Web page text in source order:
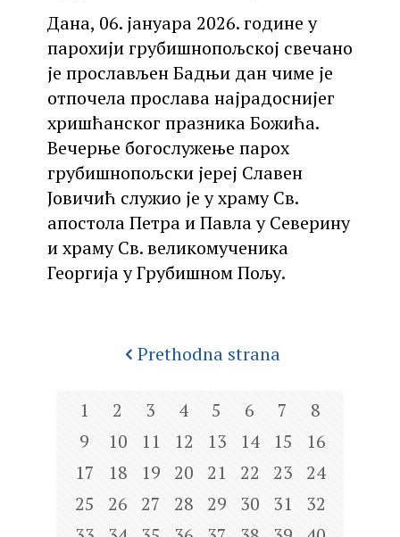
Дана, 06. јануара 2026. године у
парохији грубишнопољској свечано
је прослављен Бадњи дан чиме је
отпочела прослава најрадоснијег
хришћанског празника Божића.
Вечерње богослужење парох
грубишнопољски јереј Славен
Јовичић служио је у храму Св.
апостола Петра и Павла у Северину
и храму Св. великомученика
Георгија у Грубишном Пољу.
Prethodna strana
1 2 3 4 5 6 7
8
9
10 11 12 13 14 15
16
17
18 19 20 21 22 23
24
25
26 27 28 29 30 31
32